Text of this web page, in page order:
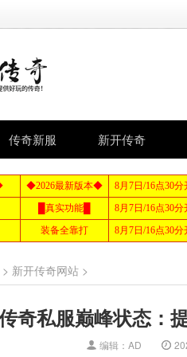
传奇新服 新开传奇
> 新开传奇网站 >
奇私服巅峰状态：
编辑：AD